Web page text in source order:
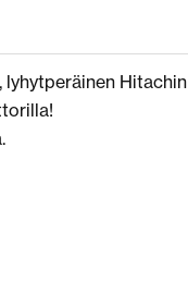
lyhytperäinen Hitachin